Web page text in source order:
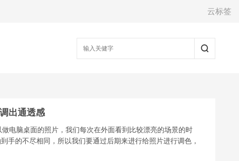
云标签
出通透感
电脑桌面的照片，我们每次在外面看到比较漂亮的场景的时
手的不尽相同，所以我们要通过后期来进行给照片进行调色，